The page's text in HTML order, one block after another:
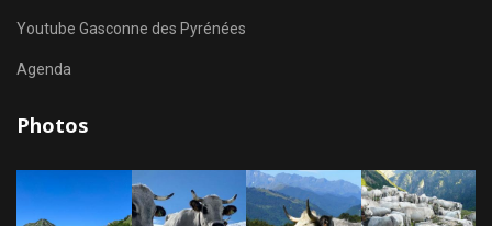
Youtube Gasconne des Pyrénées
Agenda
Photos